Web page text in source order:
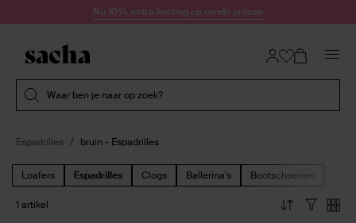
Doorgaan naar artikelNu 10% extra korting op ronde prijzen
Waar ben je naar op zoek?
Espadrilles bruin - Espadrilles
Loafers Espadrilles Clogs Ballerina's Bootschoenen
1 artikel